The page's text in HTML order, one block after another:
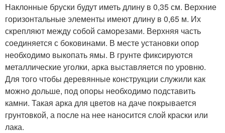
Наклонные бруски будут иметь длину в 0,35 см. Верхние
горизонтальные элементы имеют длину в 0,65 м. Их
скрепляют между собой саморезами. Верхняя часть
соединяется с боковинами. В месте установки опор
необходимо выкопать ямы. В грунте фиксируются
металлические уголки, арка выставляется по уровню.
Для того чтобы деревянные конструкции служили как
можно дольше, под опоры необходимо подставить
камни. Такая арка для цветов на даче покрывается
грунтовкой, а после на нее наносится слой краски или
лака.